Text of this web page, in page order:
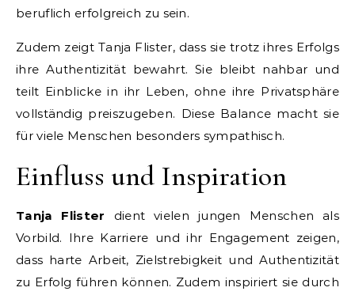
beruflich erfolgreich zu sein.
Zudem zeigt Tanja Flister, dass sie trotz ihres Erfolgs
ihre Authentizität bewahrt. Sie bleibt nahbar und
teilt Einblicke in ihr Leben, ohne ihre Privatsphäre
vollständig preiszugeben. Diese Balance macht sie
für viele Menschen besonders sympathisch.
Einfluss und Inspiration
Tanja Flister dient vielen jungen Menschen als
Vorbild. Ihre Karriere und ihr Engagement zeigen,
dass harte Arbeit, Zielstrebigkeit und Authentizität
zu Erfolg führen können. Zudem inspiriert sie durch